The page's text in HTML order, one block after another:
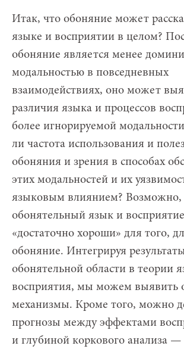
Итак, что обоняние может
языке и восприятии в целом?
обоняние является менее
модальностью в повседневных
взаимодействиях, оно может
различия языка и процессов
более игнорируемой
ли частота использования и
обоняния и зрения в способах
этих модальностей и их
языковым влиянием? Возможно,
обонятельный язык и
«достаточно хороши» для того,
обоняние. Интегрируя
обонятельной области в теории
восприятия, мы можем выявить
механизмы. Кроме того, можно
прогнозы между эффектами
и глубиной коркового анализа —